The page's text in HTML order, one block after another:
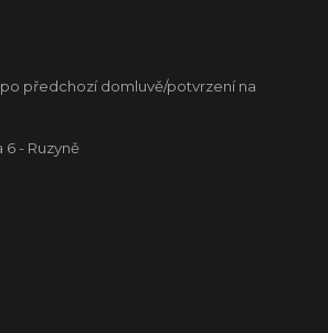
předchozí domluvě/potvrzení na
6 - Ruzyně